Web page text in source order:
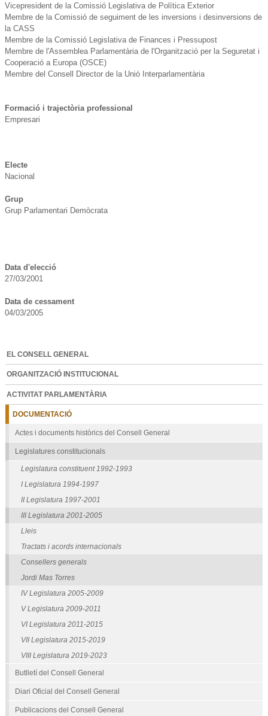
Vicepresident de la Comissió Legislativa de Política Exterior
Membre de la Comissió de seguiment de les inversions i desinversions de
la CASS
Membre de la Comissió Legislativa de Finances i Pressupost
Membre de l'Assemblea Parlamentària de l'Organització per la Seguretat i
Cooperació a Europa (OSCE)
Membre del Consell Director de la Unió Interparlamentària
Formació i trajectòria professional
Electe
Nacional
Grup
Grup Parlamentari Demòcrata
Data d'elecció
27/03/2001
Data de cessament
04/03/2005
EL CONSELL GENERAL
ORGANITZACIÓ INSTITUCIONAL
ACTIVITAT PARLAMENTÀRIA
DOCUMENTACIÓ
Actes i documents històrics del Consell General
Legislatures constitucionals
Legislatura constituent 1992-1993
I Legislatura 1994-1997
II Legislatura 1997-2001
III Legislatura 2001-2005
Lleis
Tractats i acords internacionals
Consellers generals
Jordi Mas Torres
IV Legislatura 2005-2009
V Legislatura 2009-2011
VI Legislatura 2011-2015
VII Legislatura 2015-2019
VIII Legislatura 2019-2023
Butlletí del Consell General
Diari Oficial del Consell General
Publicacions del Consell General